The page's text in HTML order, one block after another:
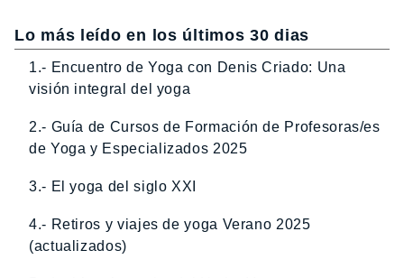
Lo más leído en los últimos 30 dias
1.- Encuentro de Yoga con Denis Criado: Una
visión integral del yoga
2.- Guía de Cursos de Formación de Profesoras/es
de Yoga y Especializados 2025
3.- El yoga del siglo XXI
4.- Retiros y viajes de yoga Verano 2025
(actualizados)